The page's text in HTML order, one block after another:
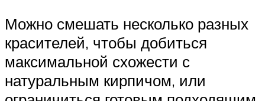
Можно смешать несколько разных
красителей, чтобы добиться
максимальной схожести с
натуральным кирпичом, или